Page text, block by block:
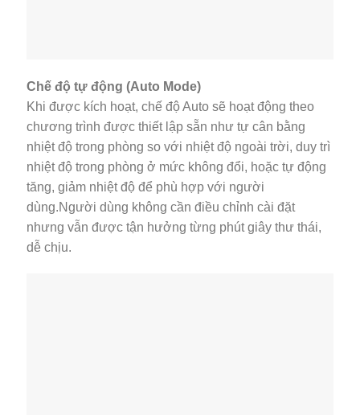
Chế độ tự động (Auto Mode)
Khi được kích hoạt, chế độ Auto sẽ hoạt động theo
chương trình được thiết lập sẵn như tự cân bằng
nhiệt độ trong phòng so với nhiệt độ ngoài trời, duy trì
nhiệt độ trong phòng ở mức không đổi, hoặc tự động
tăng, giảm nhiệt độ để phù hợp với người
dùng.Người dùng không cần điều chỉnh cài đặt
nhưng vẫn được tận hưởng từng phút giây thư thái,
dễ chịu.